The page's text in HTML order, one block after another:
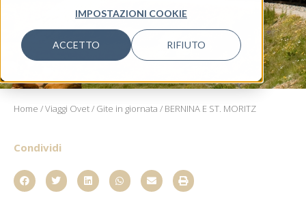
IMPOSTAZIONI COOKIE
ACCETTO RIFIUTO
Home /Viaggi Ovet/ Gite in giornata / BERNINA E ST. MORITZ
Condividi